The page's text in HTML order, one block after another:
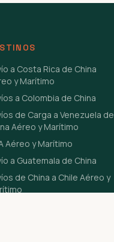
a Costa Rica de China
y Marítimo
a Colombia de China
de Carga a Venezuela de
Aéreo y Marítimo
Aéreo y Marítimo
a Guatemala de China
de China a Chile Aéreo y